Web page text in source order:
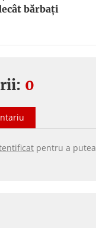
bărbați
0
pentru a putea